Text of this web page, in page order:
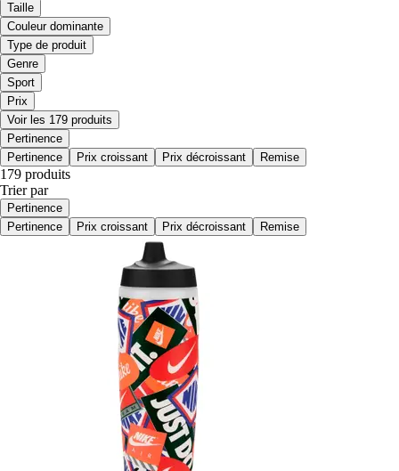
Taille
Couleur dominante
Type de produit
Genre
Sport
Prix
Voir les 179 produits
Pertinence
Pertinence
Prix croissant Prix décroissant Remise
179 produits
Trier par
Pertinence
Pertinence
Prix croissant Prix décroissant Remise